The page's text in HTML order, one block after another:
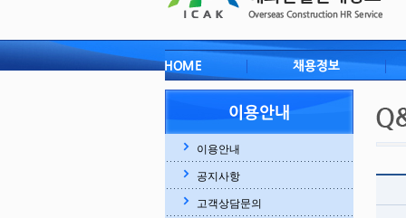
이용안내
공지사항
고객상담문의